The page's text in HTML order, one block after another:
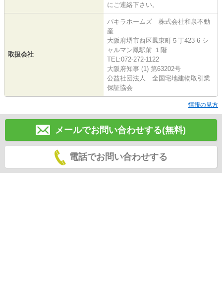
にご連絡下さい。
取扱会社
パキラホームズ 株式会社和泉不動
産
大阪府堺市西区鳳東町５丁423-6 シ
ャルマン鳳駅前 １階
TEL:072-272-1122
大阪府知事 (1) 第63202号
公益社団法人 全国宅地建物取引業
保証協会
情報の見方
メールでお問い合わせする(無料)
電話でお問い合わせする